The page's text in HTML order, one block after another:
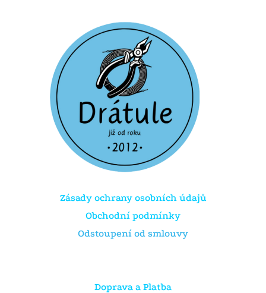
Zásady ochrany osobních údajů
Obchodní podmínky
Odstoupení od smlouvy
Doprava a Platba